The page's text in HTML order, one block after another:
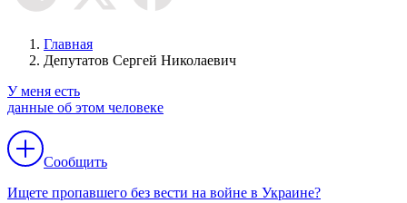
Главная
Депутатов Сергей Николаевич
У меня есть
данные об этом человеке
Сообщить
Ищете пропавшего без вести на войне в Украине?